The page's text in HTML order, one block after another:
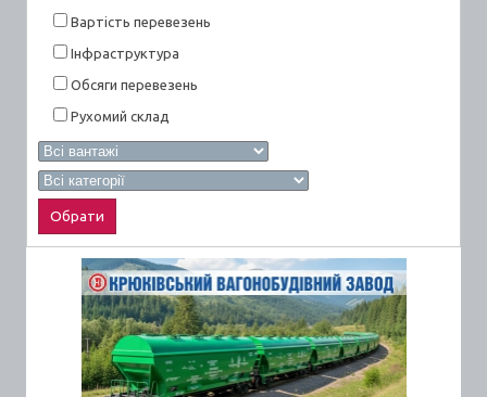
Вартiсть перевезень
Інфраструктура
Обсяги перевезень
Рухомий склад